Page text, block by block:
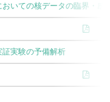
いての核データの臨界・感
実験の予備解析